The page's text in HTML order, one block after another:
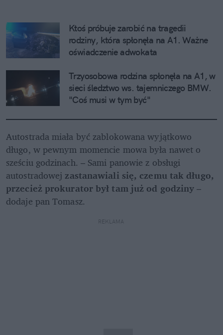
Ktoś próbuje zarobić na tragedii
rodziny, która spłonęła na A1. Ważne
oświadczenie adwokata
Trzyosobowa rodzina spłonęła na A1, w
sieci śledztwo ws. tajemniczego BMW.
"Coś musi w tym być"
Autostrada miała być zablokowana wyjątkowo
długo, w pewnym momencie mowa była nawet o
sześciu godzinach. – Sami panowie z obsługi
autostradowej zastanawiali się, czemu tak długo,
przecież prokurator był tam już od godziny –
dodaje pan Tomasz.
REKLAMA